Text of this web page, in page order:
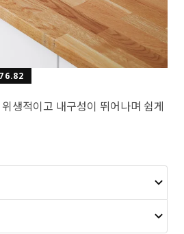
생적이고 내구성이 뛰어나며 쉽게